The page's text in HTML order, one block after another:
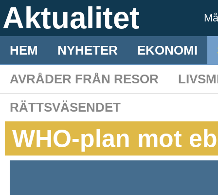
Aktualitet
HEM NYHETER EKONOMI
AVRÅDER FRÅN RESOR
RÄTTSVÄSENDET
WHO-plan mot